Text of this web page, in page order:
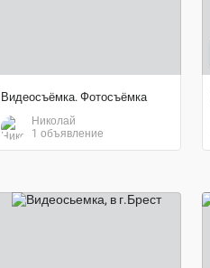
Видеосъёмка. Фотосъёмка
Николай
1 объявление